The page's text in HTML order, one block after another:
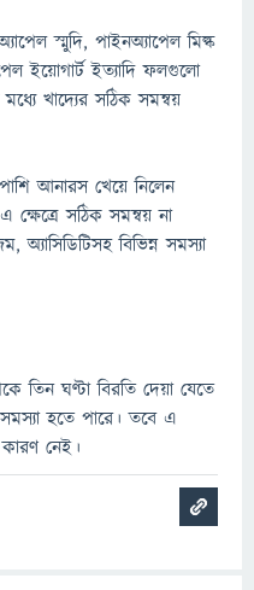
স্মুদি, পাইনঅ্যাপেল মিল্ক
ইয়োগার্ট ইত্যাদি ফলগুলো
খাদ্যের সঠিক সমন্বয়
আনারস খেয়ে নিলেন
ক্ষেত্রে সঠিক সমন্বয় না
বিভিন্ন সমস্যা
তিন ঘণ্টা বিরতি দেয়া যেতে
হতে পারে। তবে এ
কারণ নেই।